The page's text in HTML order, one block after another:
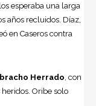
esperaba una larga
años recluidos. Díaz,
en Caseros contra
Herrado , con
Oribe solo